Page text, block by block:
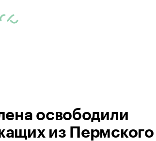
освободили
из Пермского